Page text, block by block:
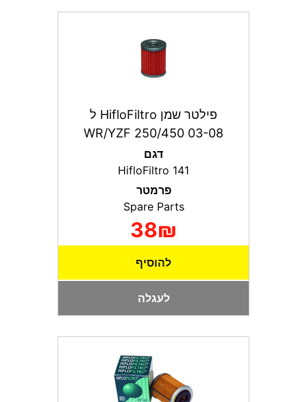
פילטר שמן HifloFiltro ל
WR/YZF 250/450 03-08
דגם
HifloFiltro 141
פרמטר
Spare Parts
38₪
להוסיף
לעגלה